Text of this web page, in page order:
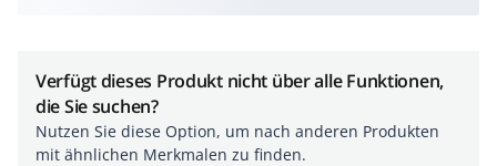
Verfügt dieses Produkt nicht über alle Funktionen,
die Sie suchen?
Nutzen Sie diese Option, um nach anderen Produkten
mit ähnlichen Merkmalen zu finden.